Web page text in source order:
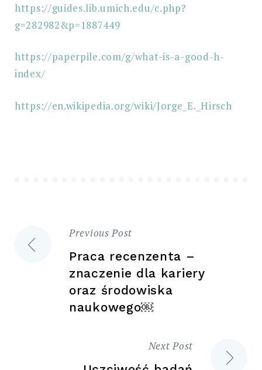
https://guides.lib.umich.edu/c.php?
g=282982&p=1887449
https://paperpile.com/g/what-is-a-good-h-
index/
https://en.wikipedia.org/wiki/Jorge_E._Hirsch
Nawigacja
wpisu
Previous Post
Praca recenzenta –
znaczenie dla kariery
oraz środowiska
naukowego￼
Next Post